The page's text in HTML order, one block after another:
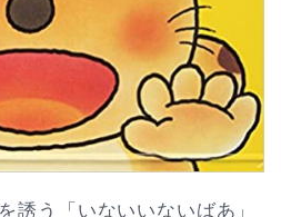
誘う「いないいないばあ」